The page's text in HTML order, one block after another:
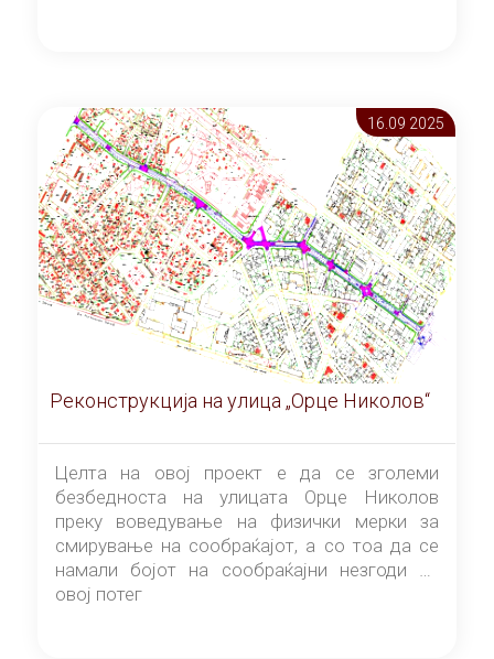
16.09 2025
Реконструкција на улица „Орце Николов“
Целта на овој проект е да се зголеми
безбедноста на улицата Орце Николов
преку воведување на физички мерки за
смирување на сообраќајот, а со тоа да се
намали бојот на сообраќајни незгоди на
овој потег